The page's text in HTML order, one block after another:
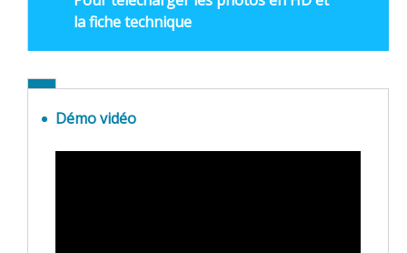
la fiche technique
Démo vidéo